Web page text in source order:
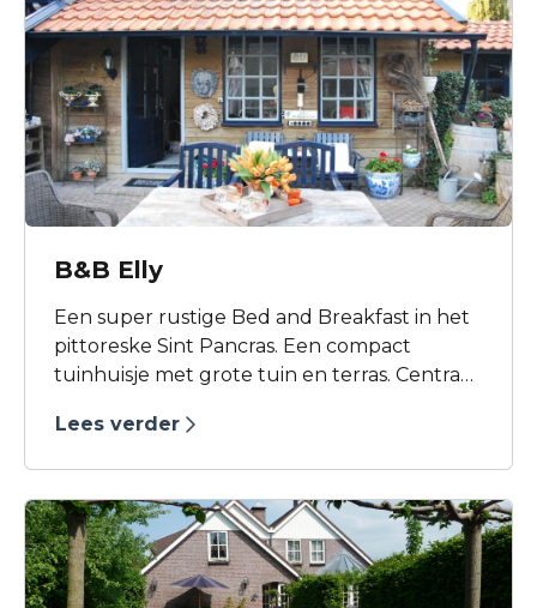
B&B Elly
Een super rustige Bed and Breakfast in het
pittoreske Sint Pancras. Een compact
tuinhuisje met grote tuin en terras. Centraal
Dijk en Waard.
Lees verder